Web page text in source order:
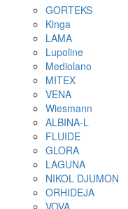
GORTEKS
Kinga
LAMA
Lupoline
Mediolano
MITEX
VENA
Wiesmann
ALBINA-L
FLUIDE
GLORA
LAGUNA
NIKOL DJUMON
ORHIDEJA
VOVA